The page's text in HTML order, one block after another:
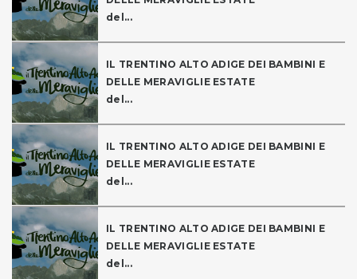
del...
IL TRENTINO ALTO ADIGE DEI BAMBINI E
DELLE MERAVIGLIE ESTATE
del...
IL TRENTINO ALTO ADIGE DEI BAMBINI E
DELLE MERAVIGLIE ESTATE
del...
IL TRENTINO ALTO ADIGE DEI BAMBINI E
DELLE MERAVIGLIE ESTATE
del...